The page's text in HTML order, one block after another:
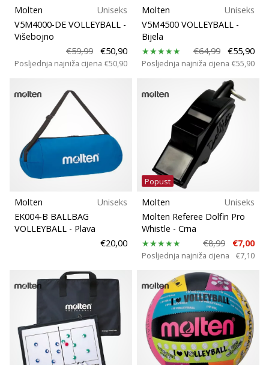
Molten
Uniseks
V5M4000-DE VOLLEYBALL -
Višebojno
€59,99
€50,90
Posljednja najniža cijena €50,90
Molten
Uniseks
V5M4500 VOLLEYBALL -
Bijela
€64,99
€55,90
Posljednja najniža cijena €55,90
Molten
Uniseks
EK004-B BALLBAG
VOLLEYBALL - Plava
€20,00
Popust
Molten
Uniseks
Molten Referee Dolfin Pro
Whistle - Crna
€8,99
€7,00
Posljednja najniža cijena €7,10